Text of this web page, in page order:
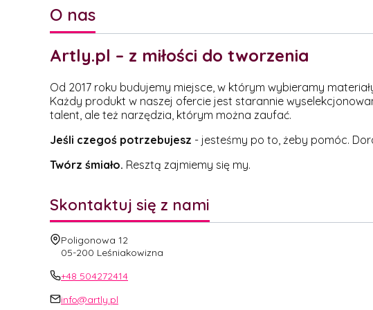
O nas
Artly.pl – z miłości do tworzenia
Od 2017 roku budujemy miejsce, w którym wybieramy
Każdy produkt w naszej ofercie jest starannie
talent, ale też narzędzia, którym można zaufać.
Jeśli czegoś potrzebujesz - jesteśmy po to, żeby pomóc.
Twórz śmiało. Resztą zajmiemy się my.
Skontaktuj się z nami
Adres:
Poligonowa 12
05-200 Leśniakowizna
+48 504272414
info@artly.pl